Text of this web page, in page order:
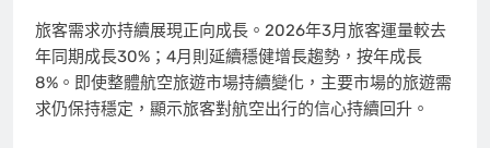
旅客需求亦持續展現正向成長。2026年3月旅客運量較去
年同期成長30%；4月則延續穩健增長趨勢，按年成長
8%。即使整體航空旅遊市場持續變化，主要市場的旅遊需
求仍保持穩定，顯示旅客對航空出行的信心持續回升。